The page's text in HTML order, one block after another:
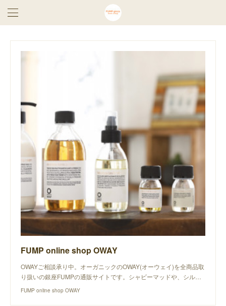
FUMP online shop OWAY
OWAYご相談承り中。オーガニックのOWAY(オーウェイ)を全商品取
り扱いの銀座FUMPの通販サイトです。シャビーマッドや、シル…
FUMP online shop OWAY